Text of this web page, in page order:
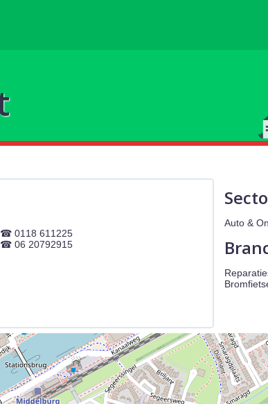
0118 611225
06 20792915
Auto &